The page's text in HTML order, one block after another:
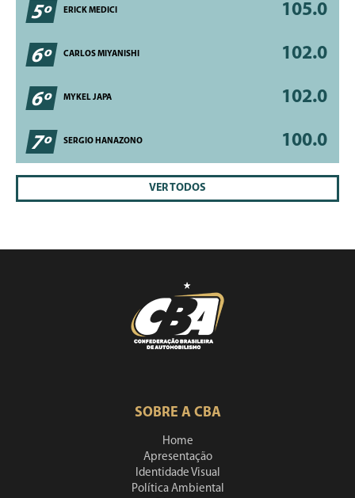
5º ERICK MEDICI 105.0
6º CARLOS MIYANISHI 102.0
6º MYKEL JAPA 102.0
7º SERGIO HANAZONO 100.0
VER TODOS
SOBRE A CBA
Home
Apresentação
Identidade Visual
Política Ambiental